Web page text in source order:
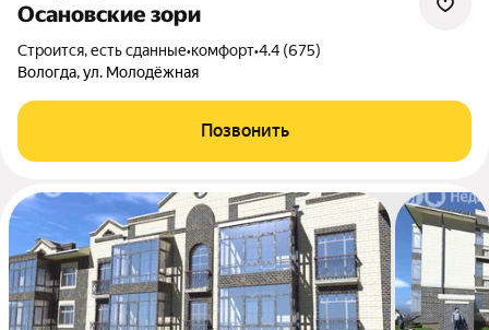
Осановские зори
Строится, есть сданные•комфорт•4.4 (675)
Вологда, ул. Молодёжная
Позвонить